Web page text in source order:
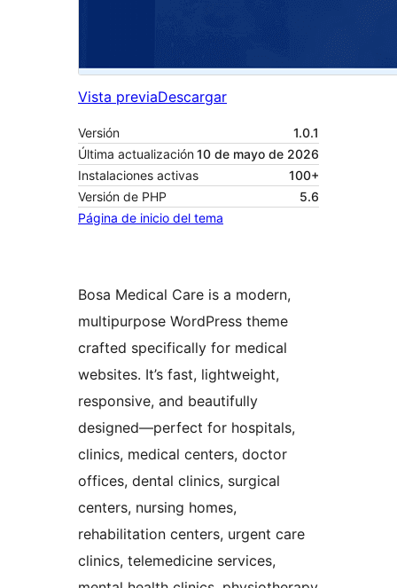
Vista previaDescargar
Versión
1.0.1
Última actualización10 de mayo de 2026
Instalaciones activas
100+
Versión de PHP
5.6
Página de inicio del tema
Bosa Medical Care is a modern,
multipurpose WordPress theme
crafted specifically for medical
websites. It’s fast, lightweight,
responsive, and beautifully
designed—perfect for hospitals,
clinics, medical centers, doctor
offices, dental clinics, surgical
centers, nursing homes,
rehabilitation centers, urgent care
clinics, telemedicine services,